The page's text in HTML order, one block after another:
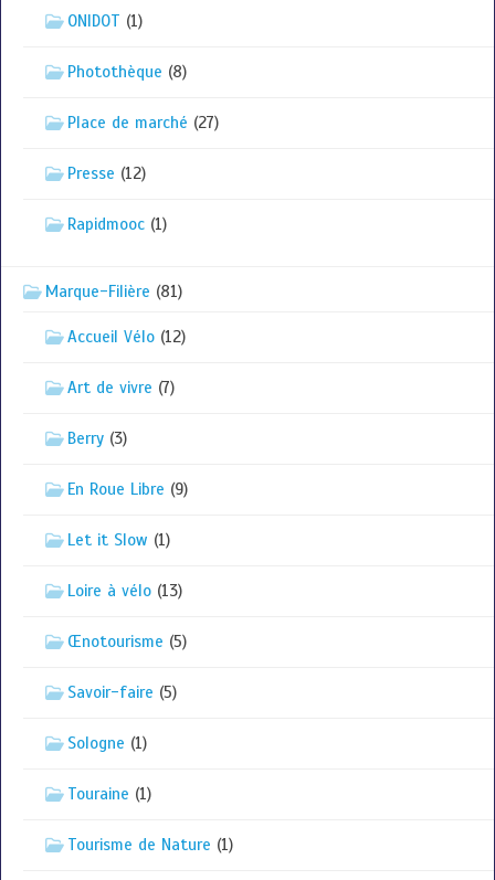
ONIDOT (1)
Photothèque (8)
Place de marché (27)
Presse (12)
Rapidmooc (1)
Marque-Filière (81)
Accueil Vélo (12)
Art de vivre (7)
Berry (3)
En Roue Libre (9)
Let it Slow (1)
Loire à vélo (13)
Œnotourisme (5)
Savoir-faire (5)
Sologne (1)
Touraine (1)
Tourisme de Nature (1)